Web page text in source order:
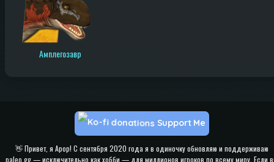
Амплегозавр
👋 Привет, я Apop! С сентября 2020 года я в одиночку обновляю и поддерживаю
paleo.gg — исключительно как хобби — для миллионов игроков по всему миру. Если
Support Me